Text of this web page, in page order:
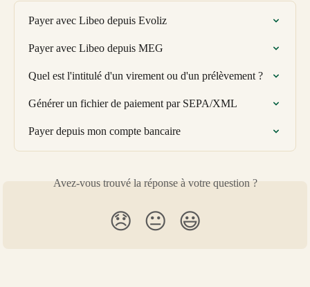
Payer avec Libeo depuis Evoliz
Payer avec Libeo depuis MEG
Quel est l'intitulé d'un virement ou d'un prélèvement ?
Générer un fichier de paiement par SEPA/XML
Payer depuis mon compte bancaire
Avez-vous trouvé la réponse à votre question ?
😞 😐 😃